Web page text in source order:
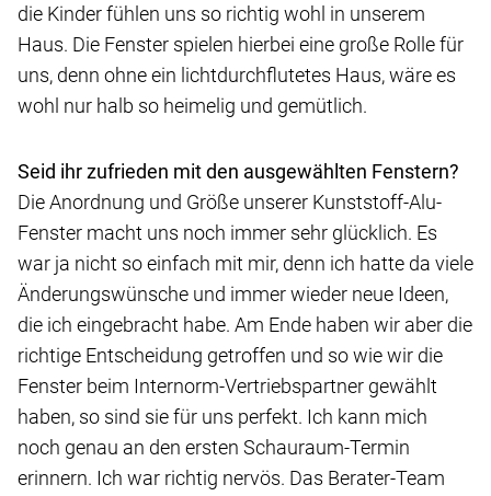
die Kinder fühlen uns so richtig wohl in unserem
Haus. Die Fenster spielen hierbei eine große Rolle für
uns, denn ohne ein lichtdurchflutetes Haus, wäre es
wohl nur halb so heimelig und gemütlich.
Seid ihr zufrieden mit den ausgewählten Fenstern?
Die Anordnung und Größe unserer Kunststoff-Alu-
Fenster macht uns noch immer sehr glücklich. Es
war ja nicht so einfach mit mir, denn ich hatte da viele
Änderungswünsche und immer wieder neue Ideen,
die ich eingebracht habe. Am Ende haben wir aber die
richtige Entscheidung getroffen und so wie wir die
Fenster beim Internorm-Vertriebspartner gewählt
haben, so sind sie für uns perfekt. Ich kann mich
noch genau an den ersten Schauraum-Termin
erinnern. Ich war richtig nervös. Das Berater-Team